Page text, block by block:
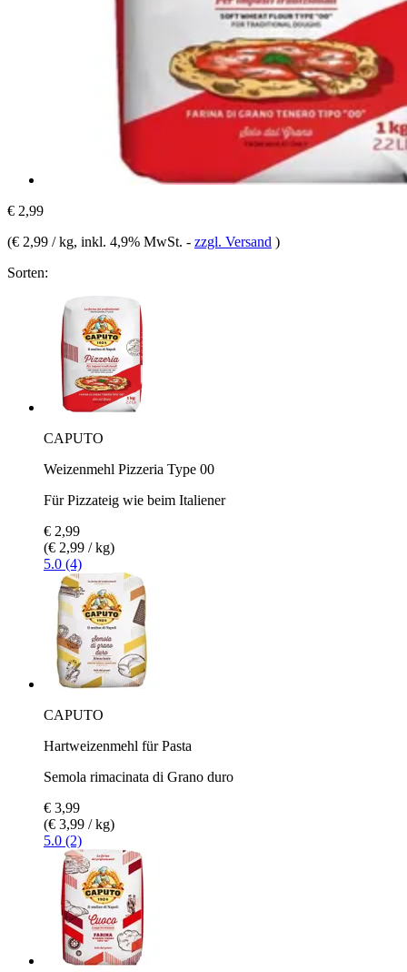
€ 2,99
(€ 2,99 / kg, inkl. 4,9% MwSt. - zzgl. Versand )
Sorten:
CAPUTO
Weizenmehl Pizzeria Type 00
Für Pizzateig wie beim Italiener
€ 2,99
(€ 2,99 / kg)
5.0 (4)
CAPUTO
Hartweizenmehl für Pasta
Semola rimacinata di Grano duro
€ 3,99
(€ 3,99 / kg)
5.0 (2)